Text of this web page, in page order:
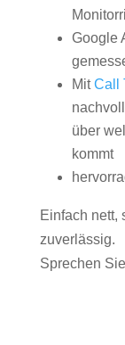
Google
MitCall
über
kommt
Einfach nett,
zuverlässig.
Sprechen